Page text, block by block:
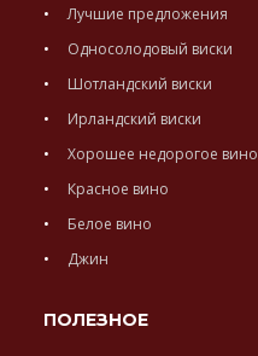
Лучшие предложения
Односолодовый виски
Шотландский виски
Ирландский виски
Хорошее недорогое вино
Красное вино
Белое вино
Джин
ПОЛЕЗНОЕ